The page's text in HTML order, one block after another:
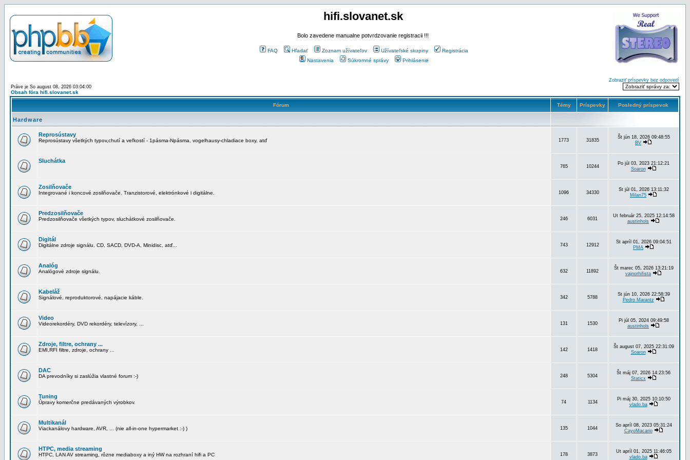
hifi.slovanet.sk
Bolo zavedene manualne potvrdzovanie registracii !!!
FAQ Hľadať Zoznam užívateľov Užívateľské skupiny
Registrácia
Nastavenia
Súkromné správy Prihlásenie
Práve je So august 08, 2026 03:04:00
Obsah fóra hifi.slovanet.sk
Zobraziť príspevky bez odpovedí
Fórum Témy Príspevky Posledný príspevok
Hardware
Reprosústavy
Reprosústavy všetkých typov,chutí a veľkostí - 1pásma-Npásma, vogelhausy-chladiace boxy, atď 1773 31835
Št jún 18, 2026 09:48:55
BV
Sluchátka
765 10244
Po júl 03, 2023 21:12:21
Soaron
Zosilňovače
Integrované i koncové zosilňovače. Tranzistorové, elektrónkové i digitálne. 1096 34330
St júl 01, 2026 13:11:32
Milan75
Predzosilňovače
Predzosilňovače všetkých typov, sluchátkové zosilňovače. 246 6031
Ut február 25, 2025 12:14:58
austinhols
Digitál
Digitálne zdroje signálu. CD, SACD, DVD-A, Minidisc, atď... 743 12912
St apríl 01, 2026 09:04:51
PMA
Analóg
Analógové zdroje signálu. 632 11892
Št marec 05, 2026 13:21:19
vajnorhifista
Kabeláž
Signálové, reproduktorové, napájacie káble. 342 5788
St jún 10, 2026 22:58:39
Pedro Marantz
Video
Videorekordéry, DVD rekordéry, televízory, ... 131 1530
Pi júl 05, 2024 09:49:58
austinhols
Zdroje, filtre, ochrany ...
EMI,RFI filtre, zdroje, ochrany ... 142 1418
Št august 07, 2025 22:31:09
Soaron
DAC
DA prevodníky si zaslúžia vlastné forum :-) 248 5304
Št máj 07, 2026 14:23:56
Staticx
Tuning
Úpravy komerčne predávaných výrobkov. 74 1134
Pi máj 30, 2025 10:10:50
vlado.ba
Multikanál
Viackanálovy hardware, AVR, ... (nie all-in-one hypermarket :-) ) 135 1044
So apríl 08, 2023 05:31:24
CayoMacario
HTPC, media streaming
HTPC, LAN AV streaming, rôzne mediaboxy a iný HW na rozhraní hifi a PC 178 3873
Ut apríl 01, 2025 11:46:05
vlado.ba